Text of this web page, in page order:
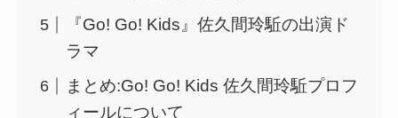
『Go! Go! Kids』佐久間玲駈の出演ド
ラマ
まとめ:Go! Go! Kids 佐久間玲駈プロフ
ィールについて